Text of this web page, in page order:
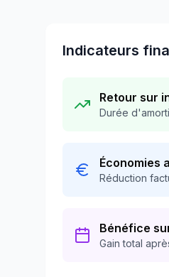
Indicateurs
Retour sur
Durée
Économies
Réduction
Bénéfice
Gain total